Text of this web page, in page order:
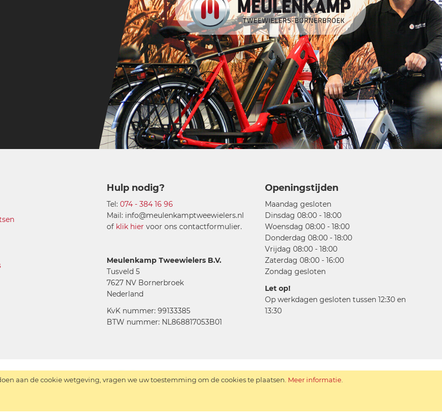
aan de cookie wetgeving, vragen we uw toestemming om de cookies te plaatsen. Meer informatie
Hulp nodig?
Tel: 074 - 384 16 96
Mail: info@meulenkamptweewielers.nl
of klik hier voor ons contactformulier.
Meulenkamp Tweewielers B.V.
Tusveld 5
7627 NV Bornerbroek
Nederland
KvK nummer: 99133385
BTW nummer: NL868817053B01
Openingstijden
Maandag gesloten
Dinsdag 08:00 - 18:00
Woensdag 08:00 - 18:00
Donderdag 08:00 - 18:00
Vrijdag 08:00 - 18:00
Zaterdag 08:00 - 16:00
Zondag gesloten
Let op!
Op werkdagen gesloten tussen 12:30 en
13:30